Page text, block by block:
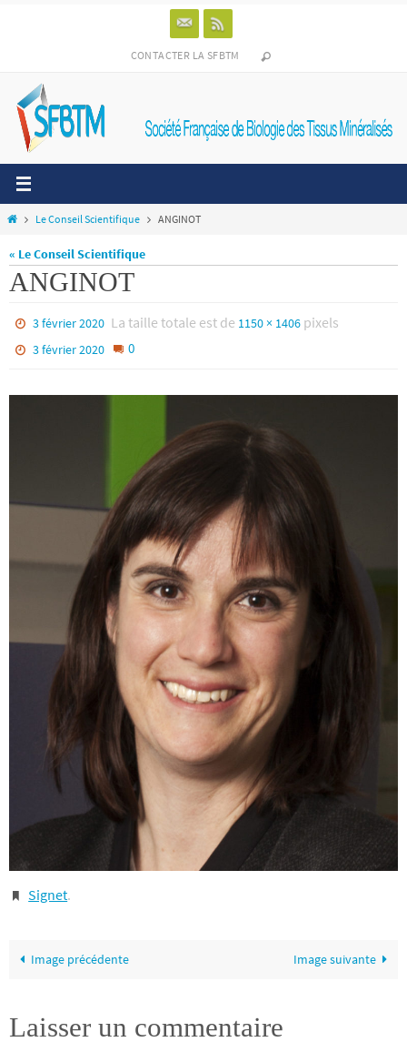
CONTACTER LA SFBTM
HomeLe Conseil Scientifique ANGINOT
« Le Conseil Scientifique
ANGINOT
3 février 2020 La taille totale est de 1150 × 1406 pixels
3 février 2020 0
Signet.
Image précédente Image suivante
Laisser un commentaire